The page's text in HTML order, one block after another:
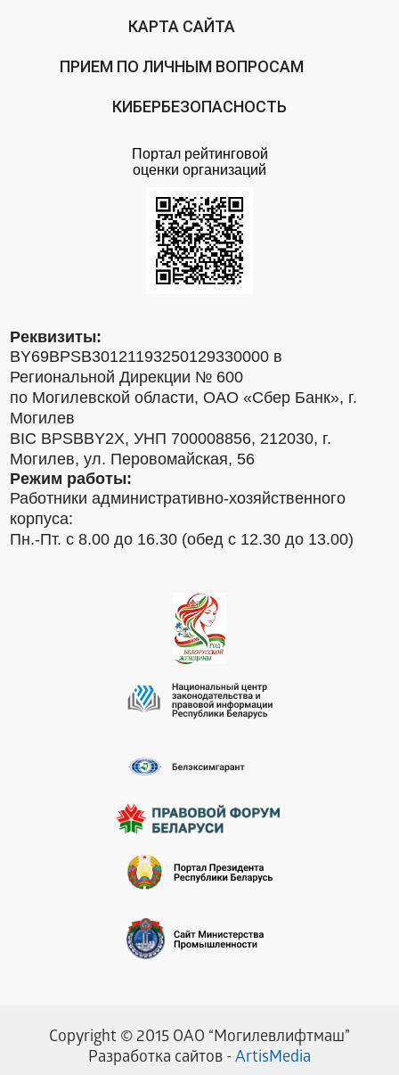
КАРТА САЙТА
ПРИЕМ ПО ЛИЧНЫМ ВОПРОСАМ
КИБЕРБЕЗОПАСНОСТЬ
Портал рейтинговой
оценки организаций
Реквизиты:
BY69BPSB30121193250129330000 в
Региональной Дирекции № 600
по Могилевской области, ОАО «Сбер Банк», г.
Могилев
BIC BPSBBY2X, УНП 700008856, 212030, г.
Могилев, ул. Перовомайская, 56
Режим работы:
Работники административно-хозяйственного
корпуса:
Пн.-Пт. с 8.00 до 16.30 (обед с 12.30 до 13.00)
Разработка сайтов - ArtisMedia
Copyright © 2015 ОАО “Могилевлифтмаш”